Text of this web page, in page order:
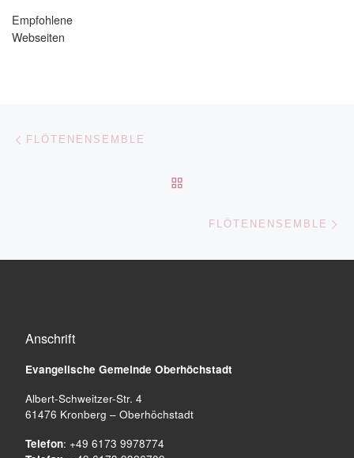
Empfohlene
Webseiten
Beitragsnavigation
FLÖTENENSEMBLE
FLÖTENENSEMBLE
Anschrift
Evangelische Gemeinde Oberhöchstadt
Albert-Schweitzer-Str. 4
61476 Kronberg – Oberhöchstadt
Telefon: +49 6173 9978774